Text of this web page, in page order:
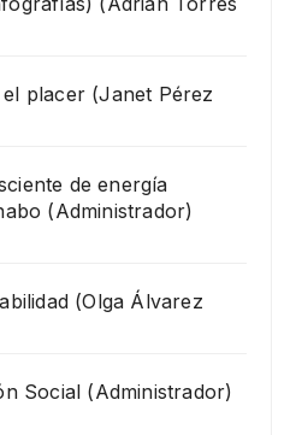
placer (Janet Pérez
de energía
(Administrador)
(Olga Álvarez
Social (Administrador)